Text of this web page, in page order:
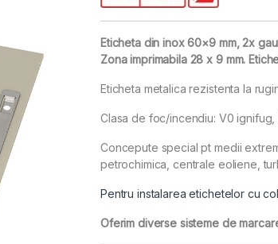
Eticheta din inox 60×9 mm, 2x
Zona imprimabila 28 x 9 mm.
Eticheta metalica rezistenta la
Clasa de foc/incendiu: V0 ignifug,
Concepute special pt medii
petrochimica, centrale eoliene,
Pentru instalarea etichetelor cu
Oferim diverse sisteme de